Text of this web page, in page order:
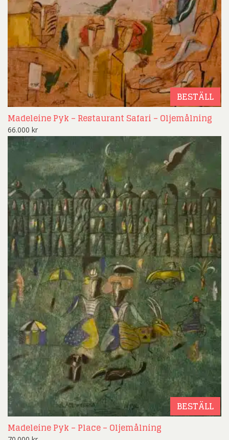
BESTÄLL
Madeleine Pyk – Restaurant Safari – Oljemålning
66.000 kr
BESTÄLL
Madeleine Pyk – Place – Oljemålning